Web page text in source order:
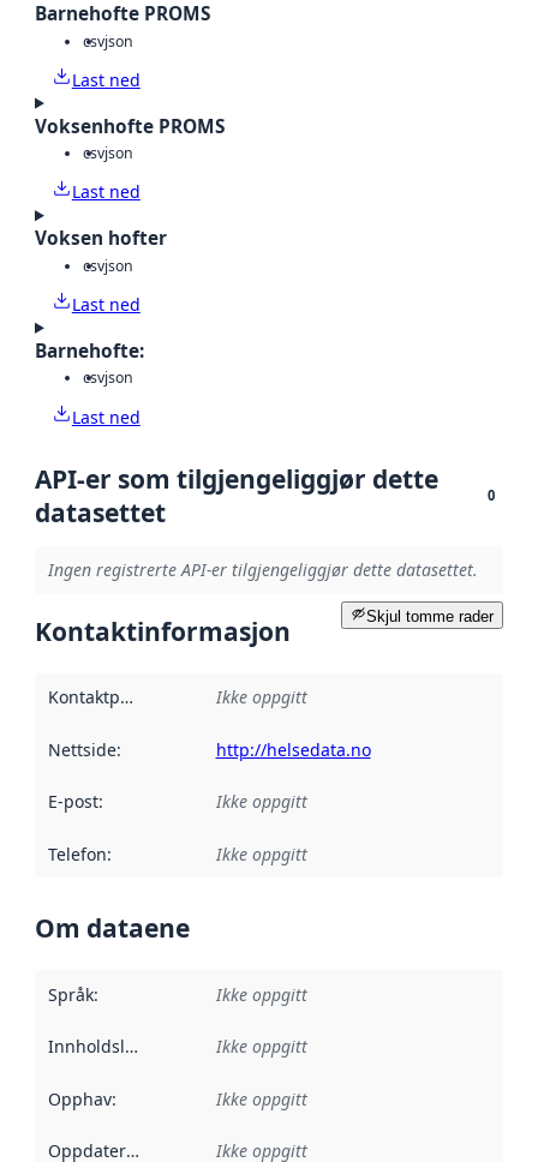
Barnehofte PROMS
csvjson
Last ned
Voksenhofte PROMS
csvjson
Last ned
Voksen hofter
csvjson
Last ned
Barnehofte:
csvjson
Last ned
API-er som tilgjengeliggjør dette
datasettet
0
Ingen registrerte API-er tilgjengeliggjør dette datasettet.
Skjul tomme rader
Kontaktinformasjon
Kontaktpunkt Ikke oppgitt
Nettside: http://helsedata.no
E-post: Ikke oppgitt
Telefon: Ikke oppgitt
Om dataene
Språk: Ikke oppgitt
Innholdsleverandører :
Ikke oppgitt
Opphav: Ikke oppgitt
Oppdateringsfrekvens :
Ikke oppgitt